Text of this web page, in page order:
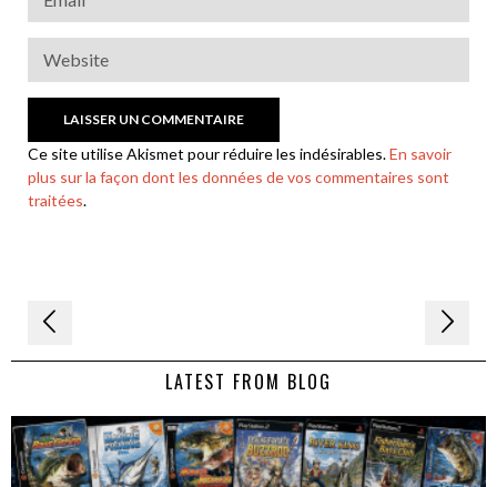
Ce site utilise Akismet pour réduire les indésirables.En savoir
plus sur la façon dont les données de vos commentaires sont
traitées.
Navigation
de LATEST FROM BLOG